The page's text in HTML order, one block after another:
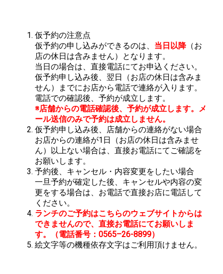
仮予約の注意点
仮予約の申し込みができるのは、 当日以降（お
店の休日は含みません）となります。
当日の場合は、直接電話にてお申込ください。
仮予約申し込み後、翌日（お店の休日は含みま
せん）までにお店から電話で連絡が入ります。
電話での確認後、予約が成立します。
※店舗からの電話確認後、予約が成立します。メ
ール送信のみで予約は成立しません。
仮予約申し込み後、店舗からの連絡がない場合
お店からの連絡が1日（お店の休日は含みませ
ん）以上ない場合は、直接お電話にてご確認を
お願いします。
予約後、キャンセル・内容変更をしたい場合
一旦予約が確定した後、キャンセルや内容の変
更をする場合は、お電話で直接お店に電話して
ください。
ランチのご予約はこちらのウェブサイトからは
できませんので、直接お電話にてお願いしま
す。（電話番号：0565–26-8899）
絵文字等の機種依存文字はご利用頂けません。